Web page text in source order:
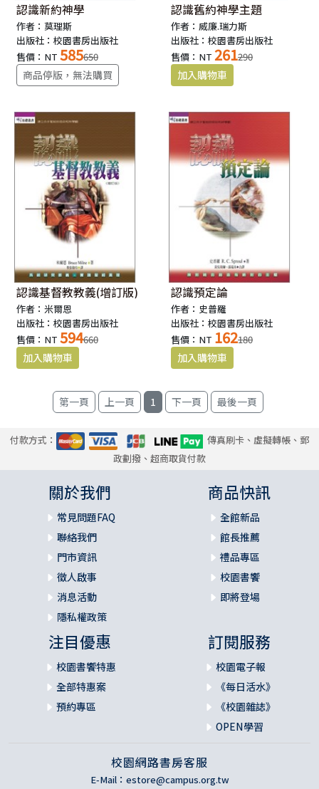
認識新約神學
作者：莫理斯
出版社：校園書房出版社
售價：NT 585650
商品停版，無法購買
認識舊約神學主題
作者：威廉.瑞力斯
出版社：校園書房出版社
售價：NT 261290
認識基督教教義(增訂版)
作者：米爾恩
出版社：校園書房出版社
售價：NT 594660
認識預定論
作者：史普羅
出版社：校園書房出版社
售價：NT 162180
1
付款方式：
傳真刷卡、虛擬轉帳、郵
政劃撥、超商取貨付款
關於我們
常見問題FAQ
聯絡我們
門市資訊
徵人啟事
消息活動
隱私權政策
商品快訊
全館新品
館長推薦
禮品專區
校園書饗
即將登場
注目優惠
校園書饗特惠
全部特惠案
預約專區
訂閱服務
校園電子報
《每日活水》
《校園雜誌》
OPEN學習
校園網路書房客服
E-Mail： estore@campus.org.tw